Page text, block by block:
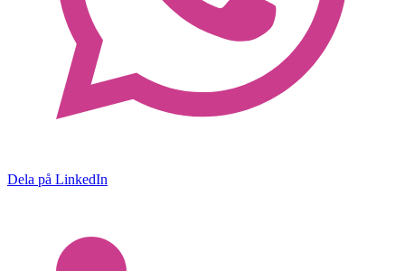
Dela på LinkedIn